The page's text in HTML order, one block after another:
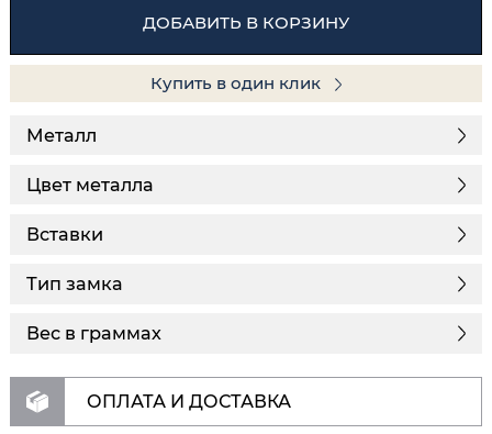
ДОБАВИТЬ В КОРЗИНУ
Купить в один клик
Металл
Цвет металла
Вставки
Тип замка
Вес в граммах
ОПЛАТА И ДОСТАВКА